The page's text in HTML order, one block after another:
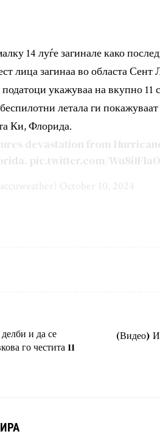
14 луѓе загинале како
лица загинаа во областа Сент
укажуваа на вкупно 11
летала ги
Ки, Флорида.
devastation from
pic.twitter.com/
October 10, 2024
и да се
го честита 11
(Видео)